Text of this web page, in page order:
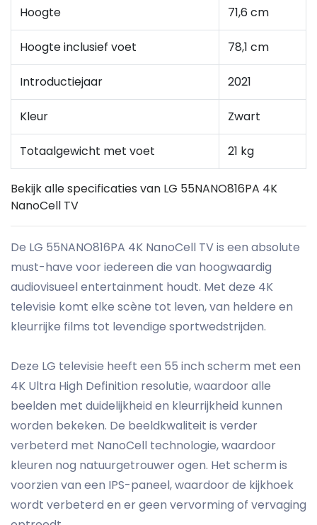
Hoogte 71,6 cm
Hoogte inclusief voet 78,1 cm
Introductiejaar 2021
Kleur Zwart
Totaalgewicht met voet 21 kg
Bekijk alle specificaties van LG 55NANO816PA 4K
NanoCell TV
De LG 55NANO816PA 4K NanoCell TV is een absolute
must-have voor iedereen die van hoogwaardig
audiovisueel entertainment houdt. Met deze 4K
televisie komt elke scène tot leven, van heldere en
kleurrijke films tot levendige sportwedstrijden.
Deze LG televisie heeft een 55 inch scherm met een
4K Ultra High Definition resolutie, waardoor alle
beelden met duidelijkheid en kleurrijkheid kunnen
worden bekeken. De beeldkwaliteit is verder
verbeterd met NanoCell technologie, waardoor
kleuren nog natuurgetrouwer ogen. Het scherm is
voorzien van een IPS-paneel, waardoor de kijkhoek
wordt verbeterd en er geen vervorming of vervaging